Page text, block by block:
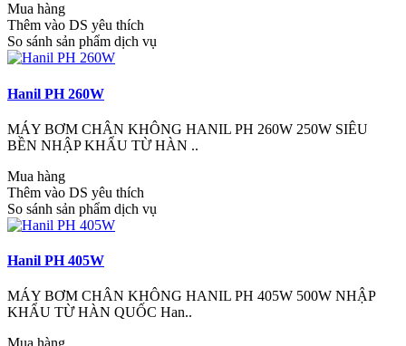
Mua hàng
Thêm vào DS yêu thích
So sánh sản phẩm dịch vụ
Hanil PH 260W
MÁY BƠM CHÂN KHÔNG HANIL PH 260W 250W SIÊU
BỀN NHẬP KHẨU TỪ HÀN ..
Mua hàng
Thêm vào DS yêu thích
So sánh sản phẩm dịch vụ
Hanil PH 405W
MÁY BƠM CHÂN KHÔNG HANIL PH 405W 500W NHẬP
KHẨU TỪ HÀN QUỐC Han..